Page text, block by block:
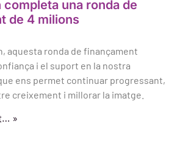
una ronda de
de 4 milions
aquesta ronda de finançament
i el suport en la nostra
ens permet continuar progressant,
creixement i millorar la imatge.
»